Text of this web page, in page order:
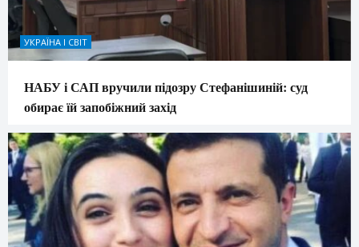
УКРАЇНА І СВІТ
НАБУ і САП вручили підозру Стефанішиній: суд
обирає їй запобіжний захід